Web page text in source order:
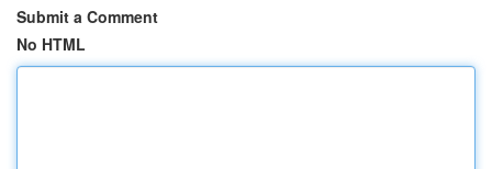
Submit a Comment
No HTML